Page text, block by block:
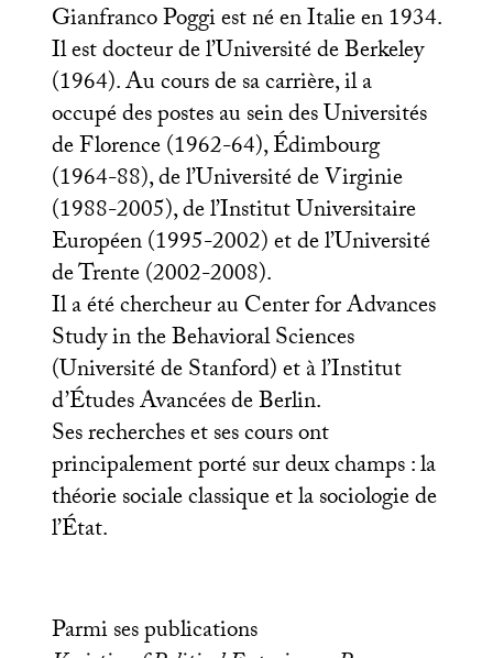
Gianfranco Poggi est né en Italie en 1934.
Il est docteur de l’Université de Berkeley
(1964). Au cours de sa carrière, il a
occupé des postes au sein des Universités
de Florence (1962-64), Édimbourg
(1964-88), de l’Université de Virginie
(1988-2005), de l’Institut Universitaire
Européen (1995-2002) et de l’Université
de Trente (2002-2008).
Il a été chercheur au Center for Advances
Study in the Behavioral Sciences
(Université de Stanford) et à l’Institut
d’Études Avancées de Berlin.
Ses recherches et ses cours ont
principalement porté sur deux champs : la
théorie sociale classique et la sociologie de
l’État.
Parmi ses publications